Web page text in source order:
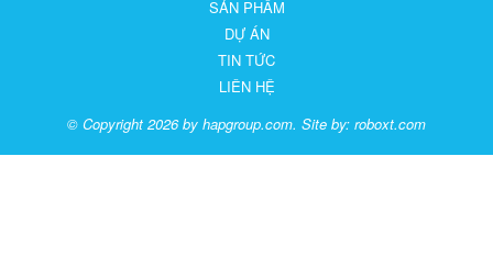
SẢN PHẨM
DỰ ÁN
TIN TỨC
LIÊN HỆ
© Copyright 2026 by hapgroup.com. Site by: roboxt.com